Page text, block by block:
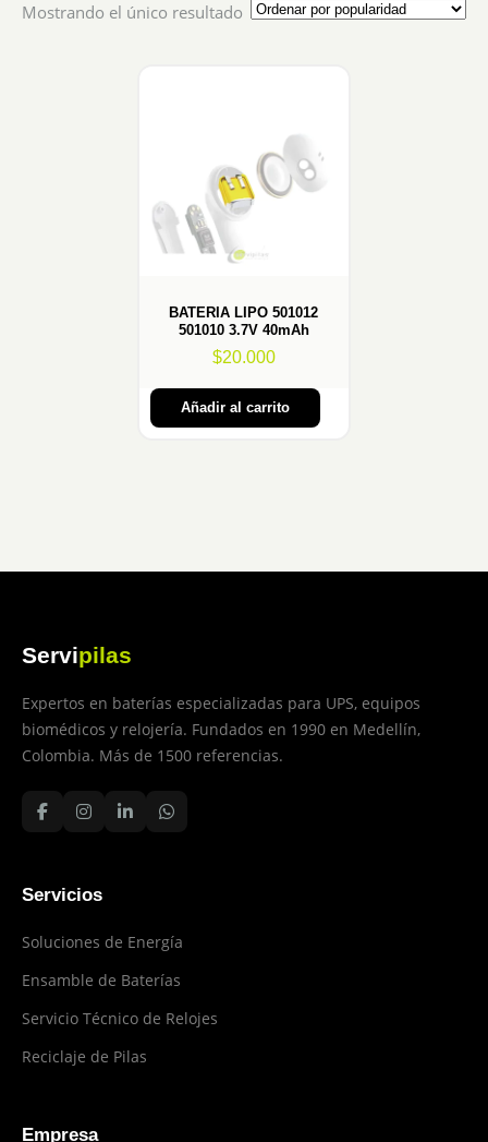
Mostrando el único resultado
BATERIA LIPO 501012
501010 3.7V 40mAh
$20.000
Añadir al carrito
Servipilas
Expertos en baterías especializadas para UPS, equipos
biomédicos y relojería. Fundados en 1990 en Medellín,
Colombia. Más de 1500 referencias.
Servicios
Soluciones de Energía
Ensamble de Baterías
Servicio Técnico de Relojes
Reciclaje de Pilas
Empresa